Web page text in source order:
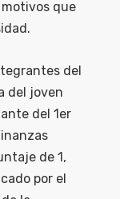
motivos que
del
del joven
del 1er
de 1,
por el